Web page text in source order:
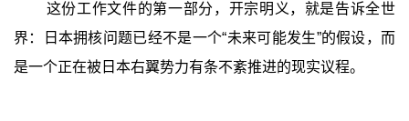
这份工作文件的第一部分，开宗明义，就是告诉全世
界：日本拥核问题已经不是一个“未来可能发生”的假设，而
是一个正在被日本右翼势力有条不紊推进的现实议程。